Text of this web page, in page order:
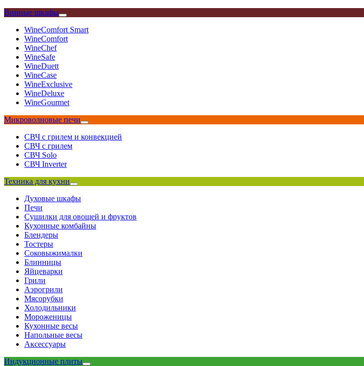
Винные шкафы
WineComfort Smart
WineComfort
WineChef
WineSafe
WineDuett
WineCase
WineExclusive
WineDeluxe
WineGourmet
Микроволновые печи
СВЧ с грилем и конвекцией
СВЧ с грилем
СВЧ Solo
СВЧ Inverter
Техника для кухни
Духовые шкафы
Печи
Сушилки для овощей и фруктов
Кухонные комбайны
Блендеры
Тостеры
Соковыжималки
Блинницы
Яйцеварки
Грили
Аэрогрили
Мясорубки
Холодильники
Мороженицы
Кухонные весы
Напольные весы
Аксессуары
Индукционные плиты